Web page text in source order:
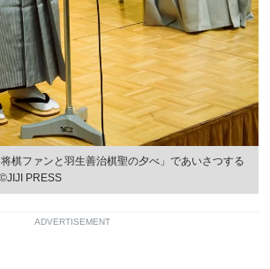
将棋ファンと羽生善治棋聖の夕べ」であいさつする
PRESS
ADVERTISEMENT